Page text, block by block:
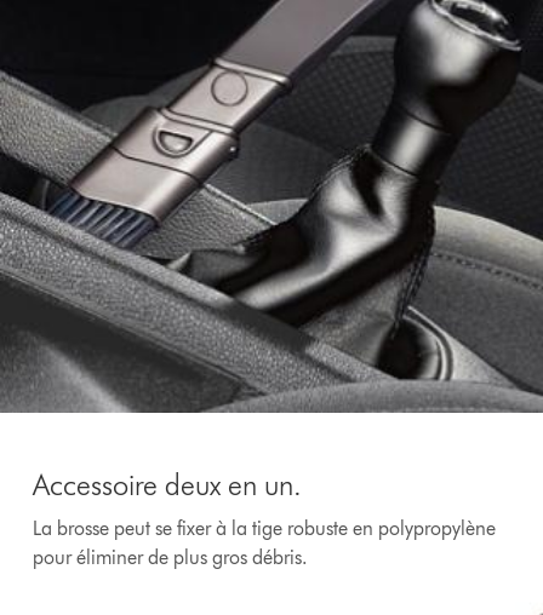
Accessoire deux en un.
La brosse peut se fixer à la tige robuste en polypropylène
pour éliminer de plus gros débris.